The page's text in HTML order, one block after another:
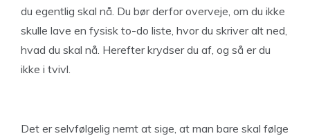
du egentlig skal nå. Du bør derfor overveje, om du ikke
skulle lave en fysisk to-do liste, hvor du skriver alt ned,
hvad du skal nå. Herefter krydser du af, og så er du
ikke i tvivl.
Det er selvfølgelig nemt at sige, at man bare skal følge